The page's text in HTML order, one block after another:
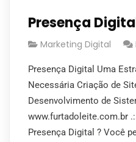
Presença
Marketing Digital
Presença Digital Uma
Necessária Criação de
Desenvolvimento de
www.furtadoleite.com.br
Presença Digital ? Você